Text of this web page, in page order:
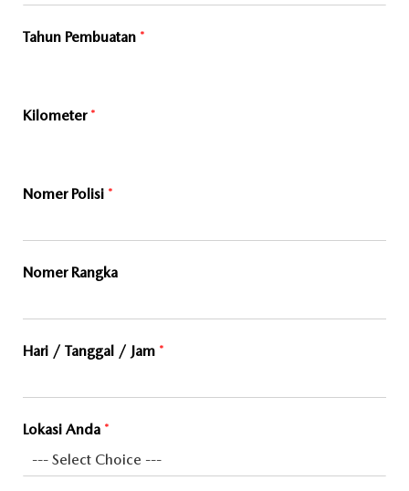
Tahun Pembuatan *
Kilometer *
Nomer Polisi *
Nomer Rangka
Hari / Tanggal / Jam *
Lokasi Anda *